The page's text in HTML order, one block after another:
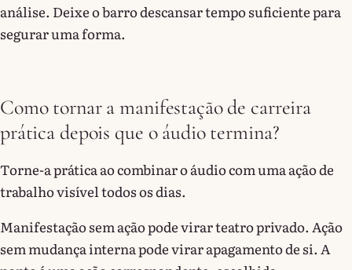
análise. Deixe o barro descansar tempo suficiente para
segurar uma forma.
Como tornar a manifestação de carreira
prática depois que o áudio termina?
Torne-a prática ao combinar o áudio com uma ação de
trabalho visível todos os dias.
Manifestação sem ação pode virar teatro privado. Ação
sem mudança interna pode virar apagamento de si. A